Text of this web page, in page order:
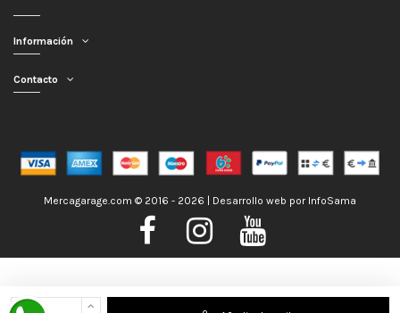
Nos encontramos de Vacaciones, no obstante los pedidos hechos se
Información
Contacto
Mercagarage.com © 2016 - 2026 | Desarrollo web por InfoSama